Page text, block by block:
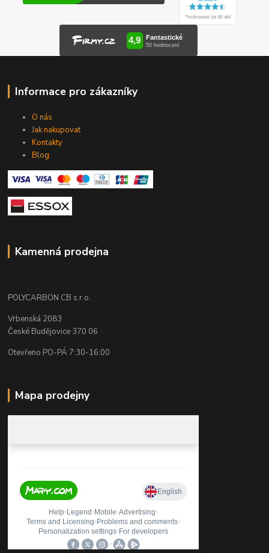
Informace pro zákazníky
O nás
Jak nakupovat
Kontakty
Blog
Kamenná prodejna
POLYCARBON CB s.r.o.
Vrbenská 2083
České Budějovice 370 06
Otevřeno PO-PÁ 7:30-16:00
Mapa prodejny